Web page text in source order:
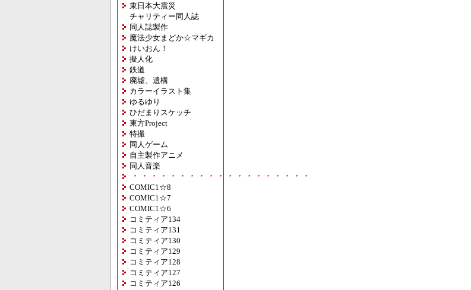
東日本大震災
チャリティー同人誌
同人誌製作
魔法少女まどか☆マギカ
けいおん！
擬人化
鉄道
廃墟、遺構
カラーイラスト集
ゆるゆり
ひだまりスケッチ
東方Project
特撮
同人ゲーム
自主製作アニメ
同人音楽
・・・・・・・・・・・・・・・・・・・
COMIC1☆8
COMIC1☆7
COMIC1☆6
コミティア134
コミティア131
コミティア130
コミティア129
コミティア128
コミティア127
コミティア126